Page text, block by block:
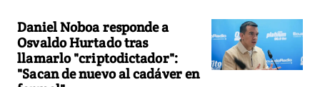
Daniel Noboa responde a
Osvaldo Hurtado tras
llamarlo "criptodictador":
"Sacan de nuevo al cadáver en